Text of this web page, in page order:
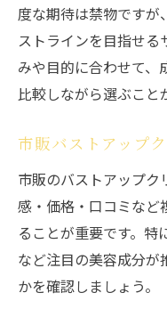
ボルフィリ
アップクリ
ヒアルロン
るケア効果
ポイント
韓国発バス
分とは
ハリとボリュー
イント
バストアッ
度な期待は禁物ですが
ストラインを目指せる
みや目的に合わせて、
比較しながら選ぶこと
市販バストアップ
市販のバストアップク
感・価格・口コミなど
ることが重要です。特
など注目の美容成分が
かを確認しましょう。